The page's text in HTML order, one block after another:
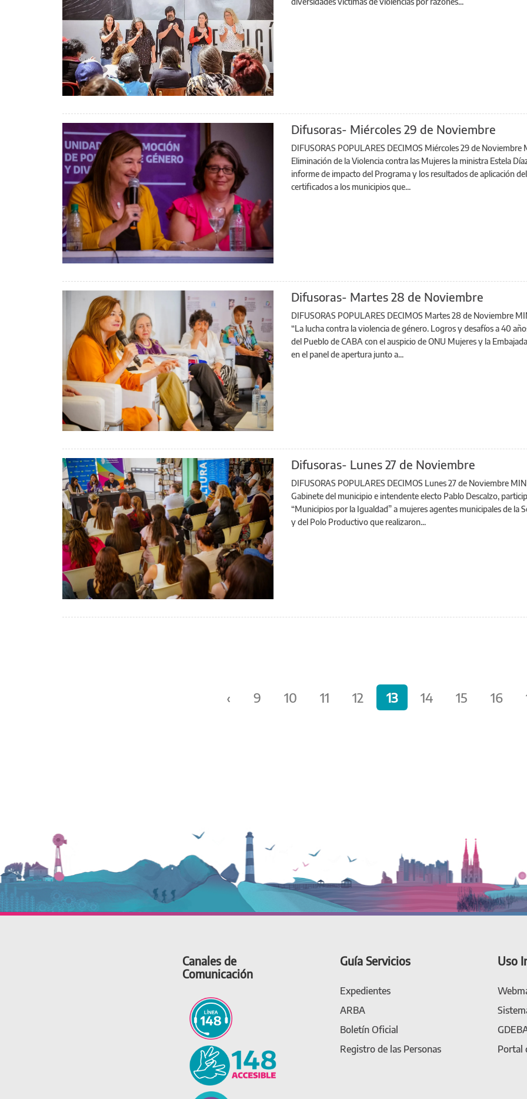
Difusoras- Miércoles 29 de Noviembre
DIFUSORAS POPULARES DECIMOS Miércoles 29 de
Eliminación de la Violencia contra las Mujeres la ministra Estela
informe de impacto del Programa y los resultados de aplicación
certificados a los municipios que...
Difusoras- Martes 28 de Noviembre
DIFUSORAS POPULARES DECIMOS Martes 28 de Noviembre
“La lucha contra la violencia de género. Logros y desafíos a 40
del Pueblo de CABA con el auspicio de ONU Mujeres y la
en el panel de apertura junto a...
Difusoras- Lunes 27 de Noviembre
DIFUSORAS POPULARES DECIMOS Lunes 27 de Noviembre
Gabinete del municipio e intendente electo Pablo Descalzo,
“Municipios por la Igualdad” a mujeres agentes municipales de
y del Polo Productivo que realizaron...
‹ 9 10 11 12 13 14 15 16
Canales de
Comunicación
Guía Servicios
Expedientes
ARBA
Boletín Oficial
Registro de las Personas
Uso
Portal